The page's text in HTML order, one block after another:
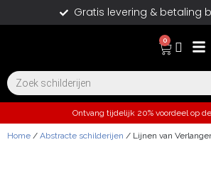
Gratis levering & betaling
0
Ontvang tijdelijk 20% voordeel op
Home / Abstracte schilderijen / Lijnen van